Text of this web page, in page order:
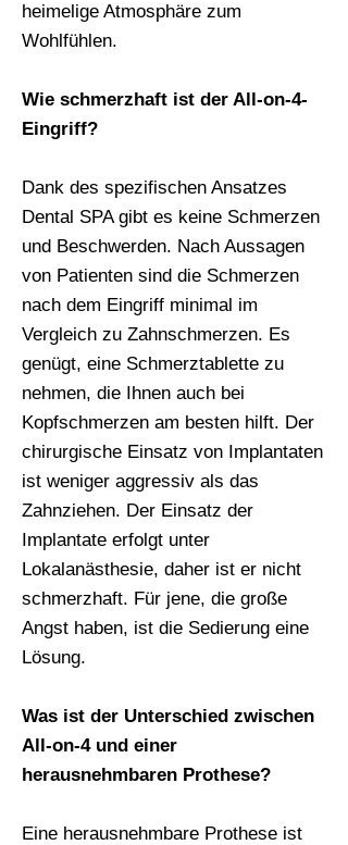
heimelige Atmosphäre zum
Wohlfühlen.
Wie schmerzhaft ist der All-on-4-
Eingriff?
Dank des spezifischen Ansatzes
Dental SPA gibt es keine Schmerzen
und Beschwerden. Nach Aussagen
von Patienten sind die Schmerzen
nach dem Eingriff minimal im
Vergleich zu Zahnschmerzen. Es
genügt, eine Schmerztablette zu
nehmen, die Ihnen auch bei
Kopfschmerzen am besten hilft. Der
chirurgische Einsatz von Implantaten
ist weniger aggressiv als das
Zahnziehen. Der Einsatz der
Implantate erfolgt unter
Lokalanästhesie, daher ist er nicht
schmerzhaft. Für jene, die große
Angst haben, ist die Sedierung eine
Lösung.
Was ist der Unterschied zwischen
All-on-4 und einer
herausnehmbaren Prothese?
Eine herausnehmbare Prothese ist